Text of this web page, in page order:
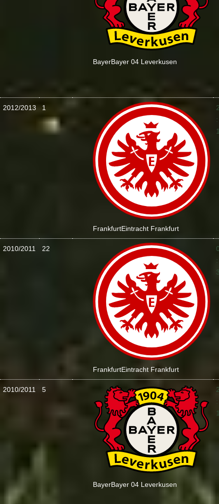
BayerBayer 04 Leverkusen
2012/2013 1
FrankfurtEintracht Frankfurt
:
2010/2011 22
FrankfurtEintracht Frankfurt
:
2010/2011 5
BayerBayer 04 Leverkusen
: